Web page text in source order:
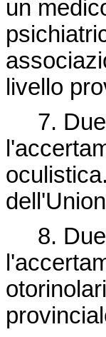
un
livello
7. Due
8. Due